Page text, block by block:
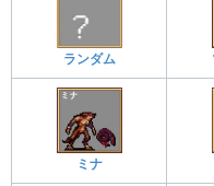
ランダム
ミナ